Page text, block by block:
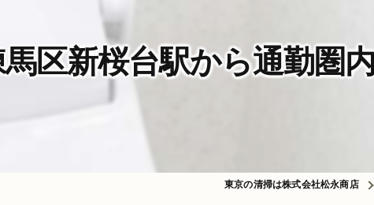
区新桜台駅から通勤圏
東京の清掃は株式会社松永商店